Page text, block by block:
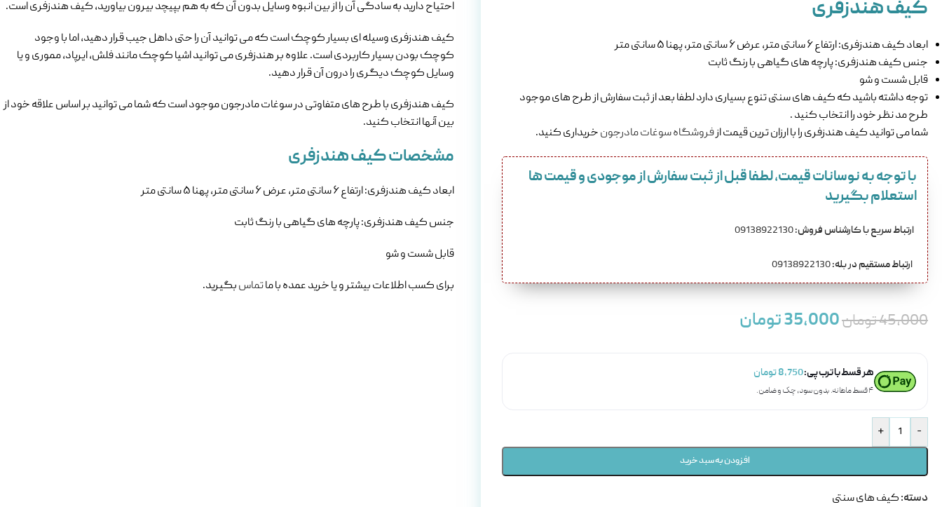
کیف هندزفری
ابعاد کیف هندزفری: ارتفاع ۶ سانتی متر، عرض ۶ سانتی متر، پهنا ۵ سانتی متر
جنس کیف هندزفری: پارچه های گیاهی با رنگ ثابت
قابل شست و شو
توجه داشته باشید که کیف های سنتی تنوع بسیاری دارد لطفا بعد از ثبت سفارش از طرح های موجود
طرح مد نظر خود را انتخاب کنید .
شما می توانید کیف هندزفری را با ارزان ترین قیمت ازفروشگاه سوغات مادرجونخریداری کنید.
با توجه به نوسانات قیمت، لطفا قبل از ثبت سفارش از موجودی و قیمت ها
استعلام بگیرید
ارتباط سریع با کارشناس فروش:
ارتباط مستقیم در بله:
45,000تومان35,000تومان
هر قسط با ترب‌پی:8,750تومان
۴ قسط ماهانه. بدون سود، چک و ضامن.
-
+
افزودن به سبد خرید
دسته:کیف های سنتی
احتیاح دارید به سادگی آن را از بین انبوه وسایل بدون آن که به هم بپیچد بیرون بیاورید، کیف هندزفری است.
کیف هندزفری وسیله ای بسیار کوچک است که می توانید آن را حتی داهل جیب قرار دهید، اما با وجود
کوچک بودن بسیار کاربردی است. علاوه بر هندزفری می توانید اشیا کوچک مانند فلش، ایرپاد، مموری و یا
وسایل کوچک دیگری را درون آن قرار دهید.
کیف هندزفری با طرح های متفاوتی در سوغات مادرجون موجود است که شما می توانید بر اساس علاقه خود از
بین آنها انتخاب کنید.
مشخصات کیف هندزفری
ابعاد کیف هندزفری: ارتفاع ۶ سانتی متر، عرض ۶ سانتی متر، پهنا ۵ سانتی متر
جنس کیف هندزفری: پارچه های گیاهی با رنگ ثابت
قابل شست و شو
برای کسب اطلاعات بیشتر و یا خرید عمده با ماتماسبگیرید.